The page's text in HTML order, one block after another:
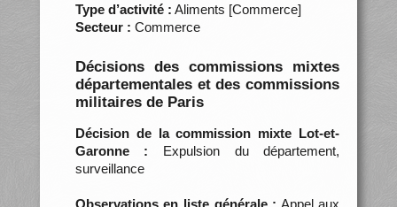
Type d’activité : Aliments [Commerce]
Secteur : Commerce
Décisions des commissions mixtes
départementales et des commissions
militaires de Paris
Décision de la commission mixte Lot-et-
Garonne : Expulsion du département,
surveillance
Observations en liste générale : Appel aux